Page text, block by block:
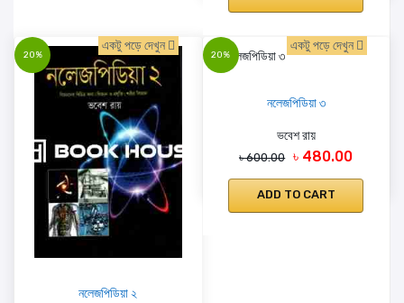
20%
একটু পড়ে দেখুন
নলেজপিডিয়া ২
20%
একটু পড়ে দেখুন
নলেজপিডিয়া ৩
ভবেশ রায়
৳ 600.00 ৳ 480.00
ADD TO CART